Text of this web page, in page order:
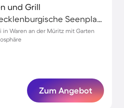
und Grill
Waren (Müritz), Mecklenburgische Seenplatte, Deutschland
in Waren an der Müritz mit Garten
Zum Angebot